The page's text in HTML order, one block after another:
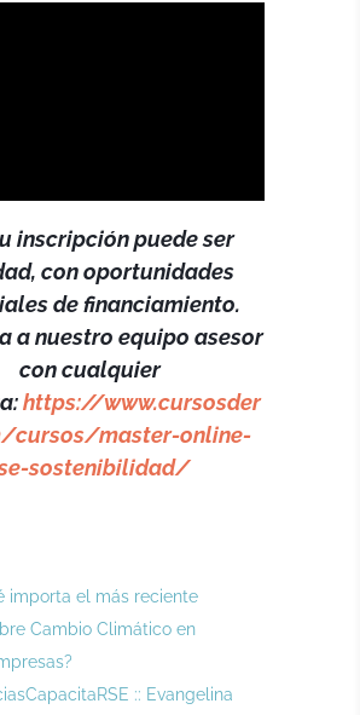
inscripción puede ser
con oportunidades
de financiamiento.
a nuestro equipo asesor
con cualquier
https://www.cursosder
cursos/master-online-
sostenibilidad/
importa el más reciente
Cambio Climático en
:: Evangelina